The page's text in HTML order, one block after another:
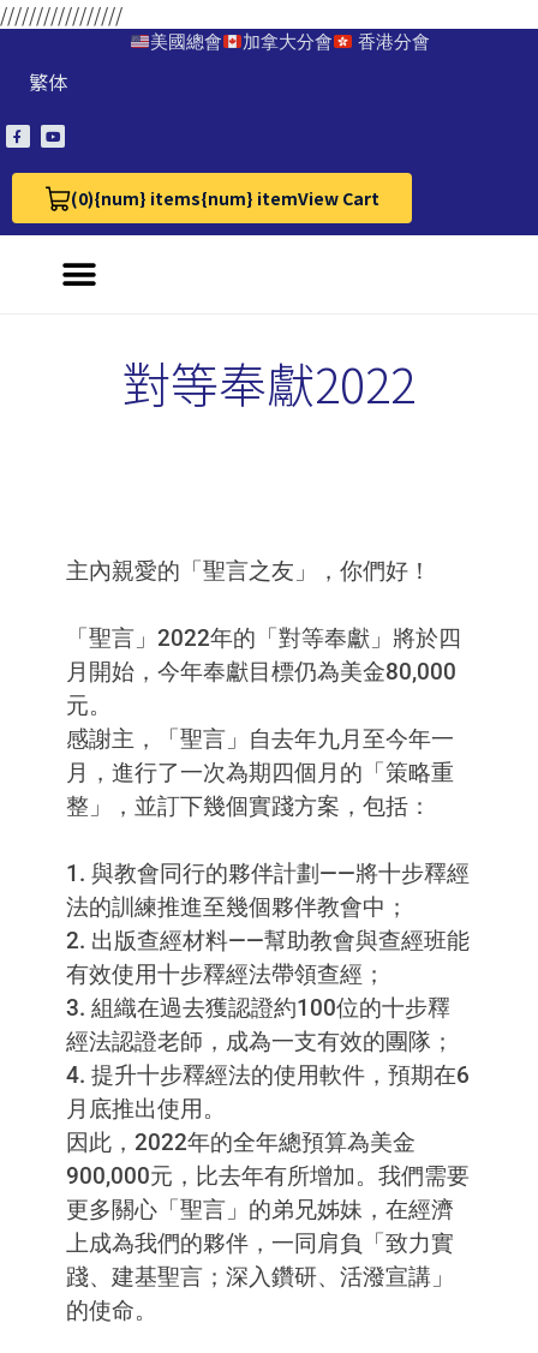
/////////////////
美國總會 加拿大分會 香港分會
繁体
(0)
View Cart 0{num} items{num} itemView Cart
對等奉獻2022
主內親愛的「聖言之友」，你們好！
「聖言」2022年的「對等奉獻」將於四
月開始，今年奉獻目標仍為美金80,000
元。
感謝主，「聖言」自去年九月至今年一
月，進行了一次為期四個月的「策略重
整」，並訂下幾個實踐方案，包括：
1. 與教會同行的夥伴計劃——將十步釋經
法的訓練推進至幾個夥伴教會中；
2. 出版查經材料——幫助教會與查經班能
有效使用十步釋經法帶領查經；
3. 組織在過去獲認證約100位的十步釋
經法認證老師，成為一支有效的團隊；
4. 提升十步釋經法的使用軟件，預期在6
月底推出使用。
因此，2022年的全年總預算為美金
900,000元，比去年有所增加。我們需要
更多關心「聖言」的弟兄姊妹，在經濟
上成為我們的夥伴，一同肩負「致力實
踐、建基聖言；深入鑽研、活潑宣講」
的使命。